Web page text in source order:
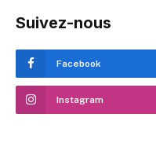
Suivez-nous
Facebook
Instagram